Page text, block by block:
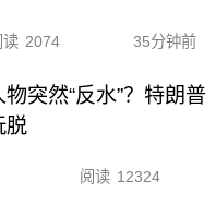
读 2074 35分钟前
突然“反水”？特朗普
脱
阅读 12324